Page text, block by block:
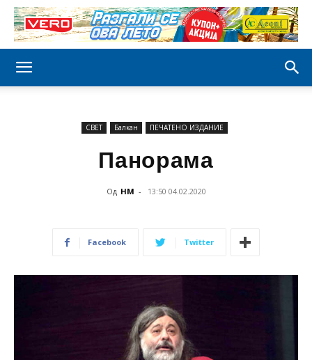
СВЕТ Балкан ПЕЧАТЕНО ИЗДАНИЕ
Панорама
Од НМ - 13:50 04.02.2020
Facebook Twitter